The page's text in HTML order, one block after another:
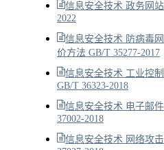
信息安全技术 政务网
2022
信息安全技术 防病毒
价方法 GB/T 35277-2017
信息安全技术 工业控
GB/T 36323-2018
信息安全技术 电子邮
37002-2018
信息安全技术 网络攻